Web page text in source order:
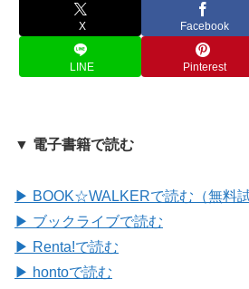
X Facebook
LINE Pinterest
▼ 電子書籍で読む
▶ BOOK☆WALKERで読む（無料試
▶ ブックライブで読む
▶ Renta!で読む
▶ hontoで読む